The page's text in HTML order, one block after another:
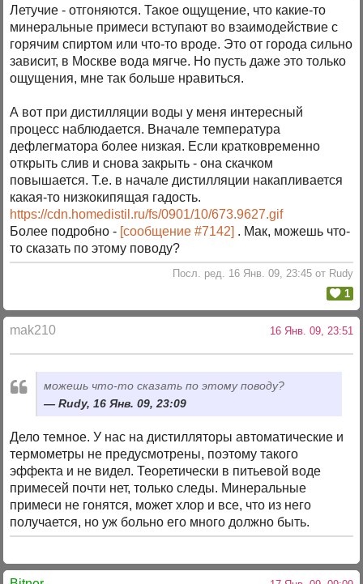
Летучие - отгоняются. Такое ощущение, что какие-то
минеральные примеси вступают во взаимодействие с
горячим спиртом или что-то вроде. Это от города сильно
зависит, в Москве вода мягче. Но пусть даже это только
ощущения, мне так больше нравиться.
А вот при дистилляции воды у меня интересный
процесс наблюдается. Вначале температура
дефлегматора более низкая. Если кратковременно
открыть слив и снова закрыть - она скачком
повышается. Т.е. в начале дистилляции накапливается
какая-то низкокипящая гадость.
https://cdn.homedistil.ru/fs/0901/10/673.9627.gif
Более подробно - [сообщение #7142] . Мак, можешь что-
то сказать по этому поводу?
Посл. ред. 16 Янв. 09, 23:45 от Rudy
1
mak210 16 Янв. 09, 23:51
можешь что-то сказать по этому поводу?
Rudy, 16 Янв. 09, 23:09
Дело темное. У нас на дистилляторы автоматические и
термометры не предусмотрены, поэтому такого
эффекта и не видел. Теоретически в питьевой воде
примесей почти нет, только следы. Минеральные
примеси не гонятся, может хлор и все, что из него
получается, но уж больно его много должно быть.